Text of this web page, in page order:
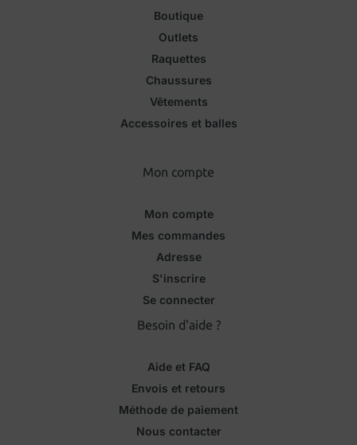
Boutique
Outlets
Raquettes
Chaussures
Vêtements
Accessoires et balles
Mon compte
Mon compte
Mes commandes
Adresse
S'inscrire
Se connecter
Besoin d'aide ?
Aide et FAQ
Envois et retours
Méthode de paiement
Nous contacter